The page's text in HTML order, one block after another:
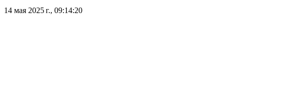
14 мая 2025 г., 09:14:20